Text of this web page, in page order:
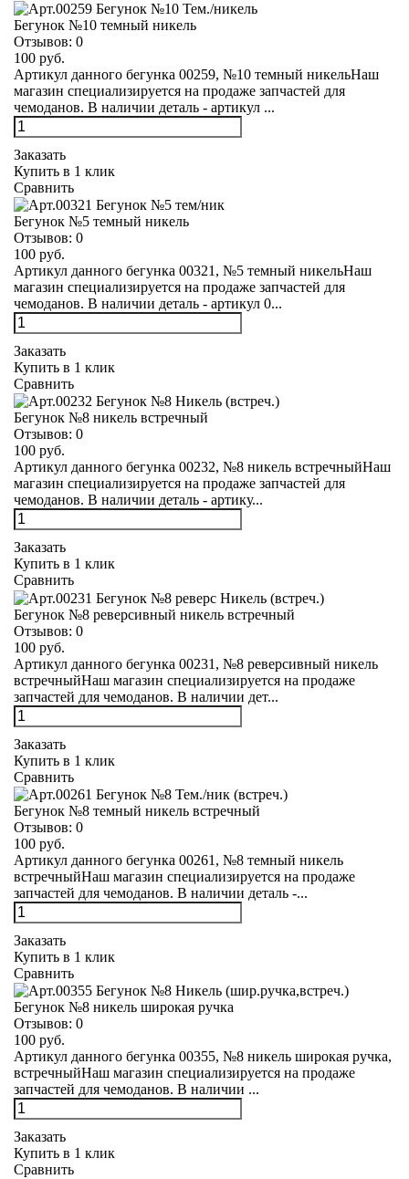
Бегунок №10 темный никель
Отзывов: 0
100 руб.
Артикул данного бегунка 00259, №10 темный никельНаш
магазин специализируется на продаже запчастей для
чемоданов. В наличии деталь - артикул ...
Заказать
Купить в 1 клик
Сравнить
Бегунок №5 темный никель
Отзывов: 0
100 руб.
Артикул данного бегунка 00321, №5 темный никельНаш
магазин специализируется на продаже запчастей для
чемоданов. В наличии деталь - артикул 0...
Заказать
Купить в 1 клик
Сравнить
Бегунок №8 никель встречный
Отзывов: 0
100 руб.
Артикул данного бегунка 00232, №8 никель встречныйНаш
магазин специализируется на продаже запчастей для
чемоданов. В наличии деталь - артику...
Заказать
Купить в 1 клик
Сравнить
Бегунок №8 реверсивный никель встречный
Отзывов: 0
100 руб.
Артикул данного бегунка 00231, №8 реверсивный никель
встречныйНаш магазин специализируется на продаже
запчастей для чемоданов. В наличии дет...
Заказать
Купить в 1 клик
Сравнить
Бегунок №8 темный никель встречный
Отзывов: 0
100 руб.
Артикул данного бегунка 00261, №8 темный никель
встречныйНаш магазин специализируется на продаже
запчастей для чемоданов. В наличии деталь -...
Заказать
Купить в 1 клик
Сравнить
Бегунок №8 никель широкая ручка
Отзывов: 0
100 руб.
Артикул данного бегунка 00355, №8 никель широкая ручка,
встречныйНаш магазин специализируется на продаже
запчастей для чемоданов. В наличии ...
Заказать
Купить в 1 клик
Сравнить